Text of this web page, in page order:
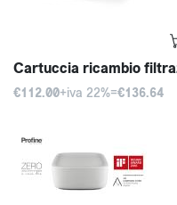
Cartuccia ricambio
€112.00+iva 22%=€136.64